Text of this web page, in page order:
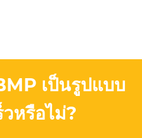
เป็นรูปแบบ
วหรือไม่?